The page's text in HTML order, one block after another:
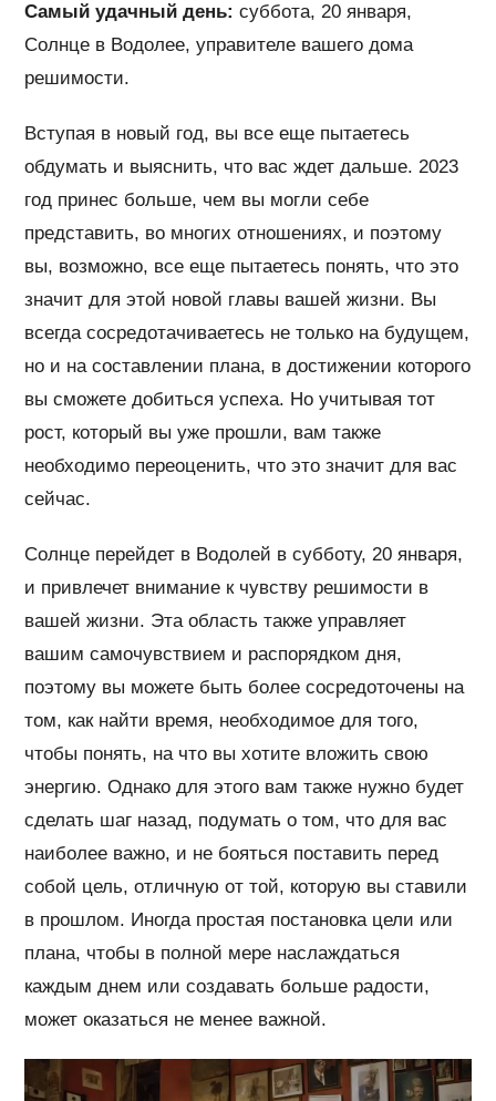
Самый удачный день: суббота, 20 января,
Солнце в Водолее, управителе вашего дома
решимости.
Вступая в новый год, вы все еще пытаетесь
обдумать и выяснить, что вас ждет дальше. 2023
год принес больше, чем вы могли себе
представить, во многих отношениях, и поэтому
вы, возможно, все еще пытаетесь понять, что это
значит для этой новой главы вашей жизни. Вы
всегда сосредотачиваетесь не только на будущем,
но и на составлении плана, в достижении которого
вы сможете добиться успеха. Но учитывая тот
рост, который вы уже прошли, вам также
необходимо переоценить, что это значит для вас
сейчас.
Солнце перейдет в Водолей в субботу, 20 января,
и привлечет внимание к чувству решимости в
вашей жизни. Эта область также управляет
вашим самочувствием и распорядком дня,
поэтому вы можете быть более сосредоточены на
том, как найти время, необходимое для того,
чтобы понять, на что вы хотите вложить свою
энергию. Однако для этого вам также нужно будет
сделать шаг назад, подумать о том, что для вас
наиболее важно, и не бояться поставить перед
собой цель, отличную от той, которую вы ставили
в прошлом. Иногда простая постановка цели или
плана, чтобы в полной мере наслаждаться
каждым днем ​​или создавать больше радости,
может оказаться не менее важной.